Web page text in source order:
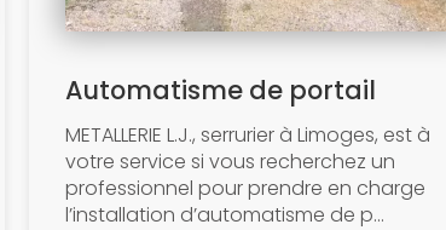
Automatisme de portail
METALLERIE L.J., serrurier à Limoges, est à
votre service si vous recherchez un
professionnel pour prendre en charge
l’installation d’automatisme de p...